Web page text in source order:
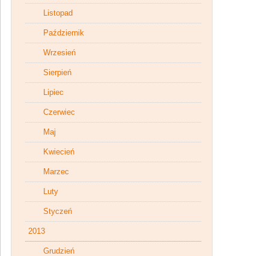
Listopad
Październik
Wrzesień
Sierpień
Lipiec
Czerwiec
Maj
Kwiecień
Marzec
Luty
Styczeń
2013
Grudzień